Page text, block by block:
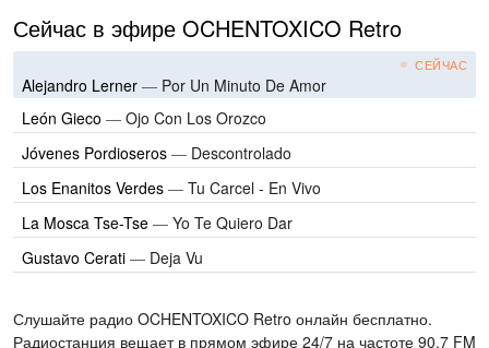
Сейчас в эфире OCHENTOXICO Retro
СЕЙЧАС
Alejandro Lerner — Por Un Minuto De Amor
León Gieco — Ojo Con Los Orozco
Jóvenes Pordioseros — Descontrolado
Los Enanitos Verdes — Tu Carcel - En Vivo
La Mosca Tse-Tse — Yo Te Quiero Dar
Gustavo Cerati — Deja Vu
Слушайте радио OCHENTOXICO Retro онлайн бесплатно.
Радиостанция вещает в прямом эфире 24/7 на частоте 90.7 FM